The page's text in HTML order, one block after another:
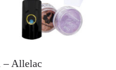
– Allelac